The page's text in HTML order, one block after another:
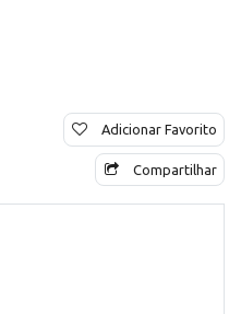
Adicionar Favorito
Compartilhar